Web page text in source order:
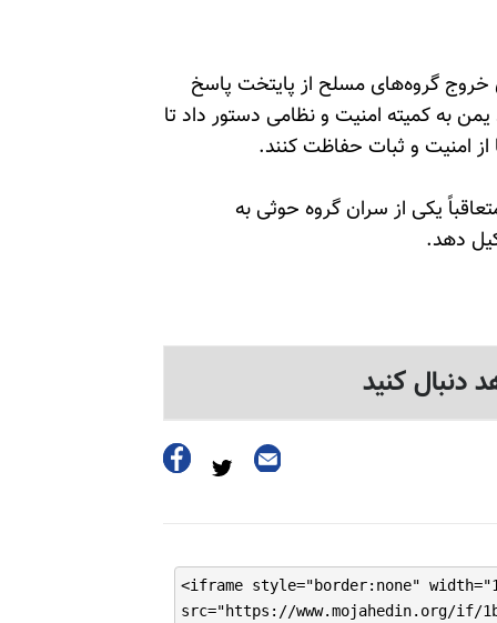
خروج گروه‌های مسلح از پایتخت پاسخ
به کمیته امنیت و نظامی دستور داد تا
امنیت و ثبات حفاظت کنند.
یکی از سران گروه حوثی به
دنبال کنید
<iframe style="border:none"
src="https://www.mojahedin.org/if/